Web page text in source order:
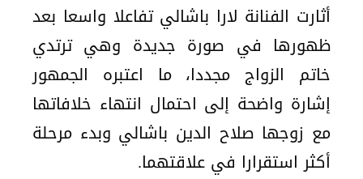
أثارت الفنانة لارا باشالي تفاعلا واسعا بعد
ظهورها في صورة جديدة وهي ترتدي
خاتم الزواج مجددا، ما اعتبره الجمهور
إشارة واضحة إلى احتمال انتهاء خلافاتها
مع زوجها صلاح الدين باشالي وبدء مرحلة
أكثر استقرارا في علاقتهما.